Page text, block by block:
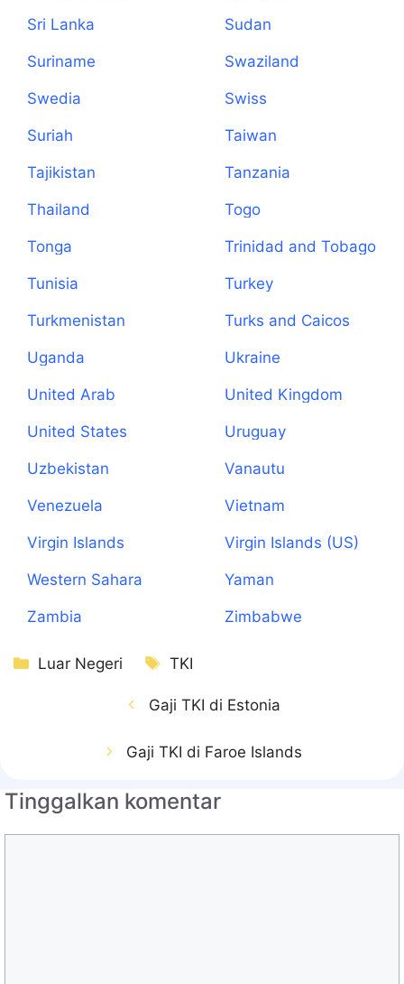
Sri Lanka Sudan
Suriname Swaziland
Swedia Swiss
Suriah Taiwan
Tajikistan Tanzania
Thailand Togo
Tonga Trinidad and Tobago
Tunisia Turkey
Turkmenistan
Turks and Caicos
Uganda Ukraine
United Arab
United Kingdom
United States Uruguay
Uzbekistan Vanautu
Venezuela Vietnam
Virgin Islands
Virgin Islands (US)
Western Sahara Yaman
Zambia Zimbabwe
Kategori
Luar Negeri Tag
TKI
Gaji TKI di Estonia
Gaji TKI di Faroe Islands
Tinggalkan komentar